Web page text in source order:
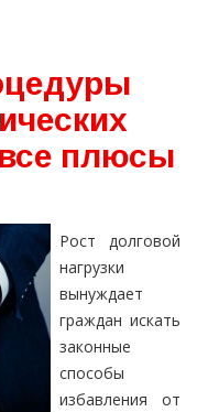
плюсы
Рост долговой
нагрузки
вынуждает
граждан искать
законные
способы
избавления от